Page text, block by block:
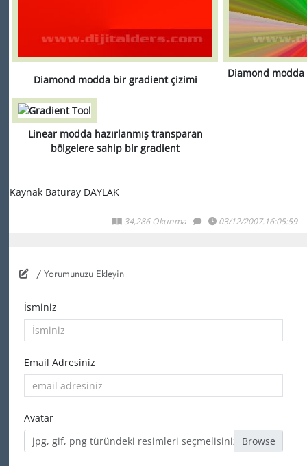
Diamond modda bir gradient çizimi
Diamond
Linear modda hazırlanmış transparan
bölgelere sahip bir gradient
Kaynak Baturay DAYLAK
34,286 Okunma 03/12/2007.16:05:59
/ Yorumunuzu Ekleyin
İsminiz
Email Adresiniz
Avatar
jpg, gif, png türündeki resimleri seçmelisiniz